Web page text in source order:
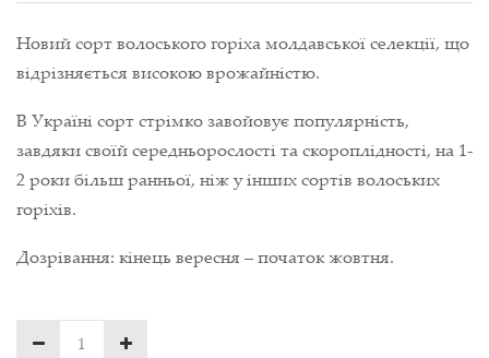
Новий сорт волоського горіха молдавської селекції, що
відрізняється високою врожайністю.
В Україні сорт стрімко завойовує популярність,
завдяки своїй середньорослості та скороплідності, на 1-
2 роки більш ранньої, ніж у інших сортів волоських
горіхів.
Дозрівання: кінець вересня – початок жовтня.